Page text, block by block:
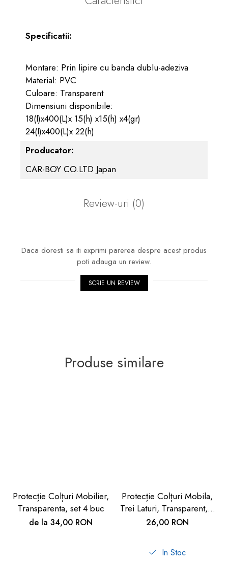
Specificatii:
Montare: Prin lipire cu banda dublu-adeziva
Material: PVC
Culoare: Transparent
Dimensiuni disponibile:
18(l)x400(L)x 15(h) x15(h) x4(gr)
24(l)x400(L)x 22(h)
Producator:
CAR-BOY CO.LTD Japan
Review-uri (0)
Daca doresti sa iti exprimi parerea despre acest produs
poti adauga un review.
SCRIE UN REVIEW
Produse similare
Protecție Colțuri Mobilier,
Transparenta, set 4 buc
de la 34,00 RON
Protecție Colțuri Mobila,
Trei Laturi, Transparent, 4
buc
26,00 RON
In Stoc